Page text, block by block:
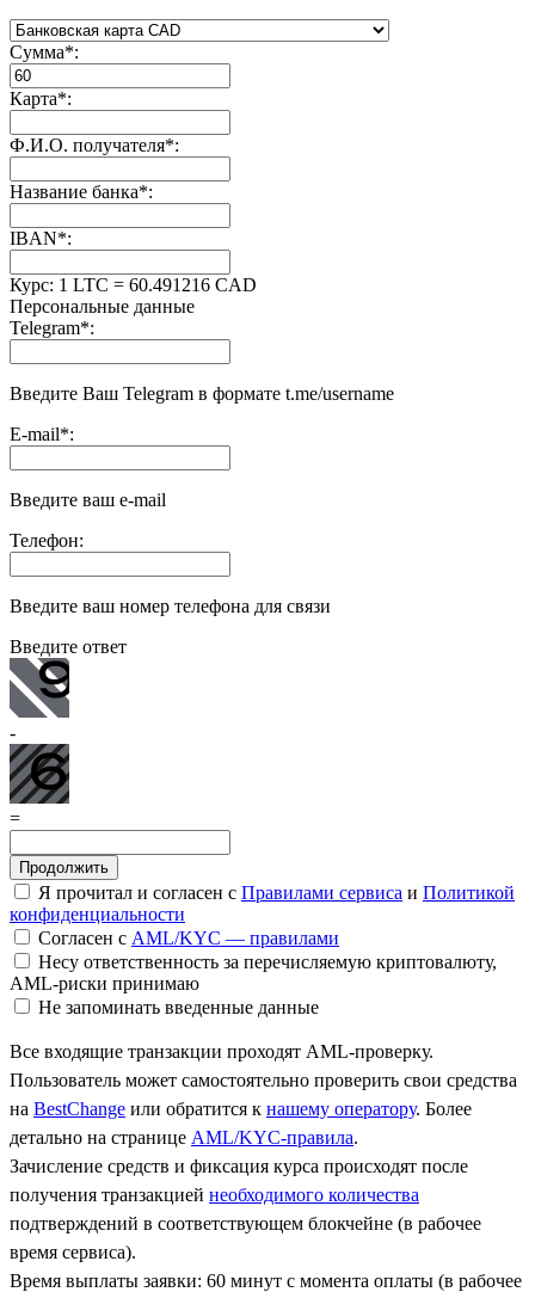
Сумма*:
Карта*:
Ф.И.О. получателя*:
Название банка*:
IBAN*:
Курс: 1 LTC = 60.491216 CAD
Персональные данные
Telegram*:
Введите Ваш Telegram в формате t.me/username
E-mail*:
Введите ваш e-mail
Телефон:
Введите ваш номер телефона для связи
Введите ответ
-
=
Я прочитал и согласен с Правилами сервиса и Политикой
конфиденциальности
Согласен с AML/KYC — правилами
Несу ответственность за перечисляемую криптовалюту,
AML-риски принимаю
Не запоминать введенные данные
Все входящие транзакции проходят AML-проверку.
Пользователь может самостоятельно проверить свои средства
на BestChange или обратится к нашему оператору. Более
детально на странице AML/KYC-правила.
Зачисление средств и фиксация курса происходят после
получения транзакцией необходимого количества
подтверждений в соответствующем блокчейне (в рабочее
время сервиса).
Время выплаты заявки: 60 минут с момента оплаты (в рабочее